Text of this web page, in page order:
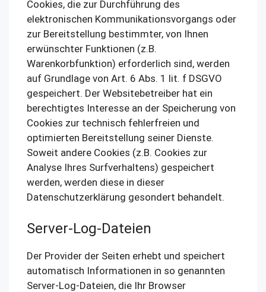
Cookies, die zur Durchführung des
elektronischen Kommunikationsvorgangs oder
zur Bereitstellung bestimmter, von Ihnen
erwünschter Funktionen (z.B.
Warenkorbfunktion) erforderlich sind, werden
auf Grundlage von Art. 6 Abs. 1 lit. f DSGVO
gespeichert. Der Websitebetreiber hat ein
berechtigtes Interesse an der Speicherung von
Cookies zur technisch fehlerfreien und
optimierten Bereitstellung seiner Dienste.
Soweit andere Cookies (z.B. Cookies zur
Analyse Ihres Surfverhaltens) gespeichert
werden, werden diese in dieser
Datenschutzerklärung gesondert behandelt.
Server-Log-Dateien
Der Provider der Seiten erhebt und speichert
automatisch Informationen in so genannten
Server-Log-Dateien, die Ihr Browser